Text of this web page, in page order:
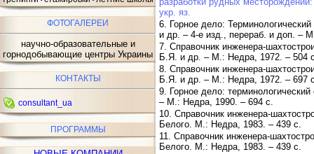
ФОТОГАЛЕРЕИ
научно-образовательные и
горнодобывающие центры Украины
КОНТАКТЫ
consultant_ua
ПРОГРАММЫ
укр. яз.
6. Горное дело:
и др. – 4-е изд., перераб. и доп. –
7. Справочник инженера-
Б.Я. и др. – М.: Недра, 1972. – 504
8. Справочник инженера-
Б.Я. и др. – М.: Недра, 1972. – 697
9. Горное дело:
– М.: Недра, 1990. – 694 с.
10. Справочник инженера-
Белого. М.: Недра, 1983. – 439 с.
11. Справочник инженера-
Белого. М.: Недра, 1983. – 439 с.